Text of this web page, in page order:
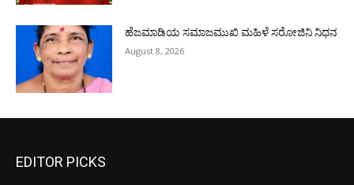
ಹೆಜಮಾಡಿಯ ಸಮಾಜಮುಖಿ ಮಹಿಳೆ ಸರೋಜಿನಿ ನಿಧನ
August 8, 2026
EDITOR PICKS